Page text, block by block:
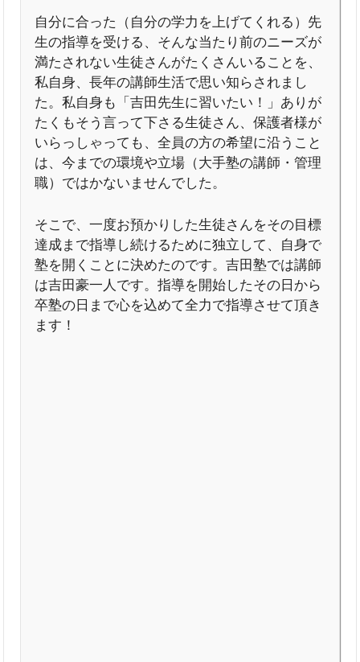
自分に合った（自分の学力を上げてくれる）先
生の指導を受ける、そんな当たり前のニーズが
満たされない生徒さんがたくさんいることを、
私自身、長年の講師生活で思い知らされまし
た。私自身も「吉田先生に習いたい！」ありが
たくもそう言って下さる生徒さん、保護者様が
いらっしゃっても、全員の方の希望に沿うこと
は、今までの環境や立場（大手塾の講師・管理
職）ではかないませんでした。
そこで、一度お預かりした生徒さんをその目標
達成まで指導し続けるために独立して、自身で
塾を開くことに決めたのです。吉田塾では講師
は吉田豪一人です。指導を開始したその日から
卒塾の日まで心を込めて全力で指導させて頂き
ます！